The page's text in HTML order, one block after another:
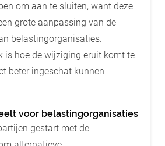
om aan te sluiten, want deze
grote aanpassing van de
belastingorganisaties.
is hoe de wijziging eruit komt te
beter ingeschat kunnen
voor belastingorganisaties
gestart met de